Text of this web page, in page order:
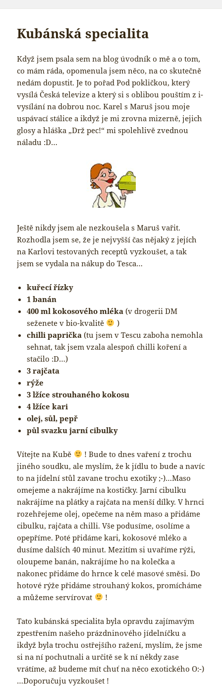
Kubánská specialita
Když jsem psala sem na blog úvodník o mě a o tom,
co mám ráda, opomenula jsem něco, na co skutečně
nedám dopustit. Je to pořad Pod pokličkou, který
vysílá Česká televize a který si s oblibou pouštím z i-
vysílání na dobrou noc. Karel s Maruš jsou moje
uspávací stálice a ikdyž je mi zrovna mizerně, jejich
glosy a hláška „Drž pec!“ mi spolehlivě zvednou
náladu :D…
Ještě nikdy jsem ale nezkoušela s Maruš vařit.
Rozhodla jsem se, že je nejvyšší čas nějaký z jejích
na Karlovi testovaných receptů vyzkoušet, a tak
jsem se vydala na nákup do Tesca…
kuřecí řízky
1 banán
400 ml kokosového mléka(v drogerii DM
seženete v bio-kvalitě
)
chilli paprička(tu jsem v Tescu zaboha nemohla
sehnat, tak jsem vzala alespoň chilli koření a
stačilo :D…)
3 rajčata
rýže
3 lžíce strouhaného kokosu
4 lžíce kari
olej, sůl, pepř
půl svazku jarní cibulky
Vítejte na Kubě
! Bude to dnes vaření z trochu
jiného soudku, ale myslím, že k jídlu to bude a navíc
to na jídelní stůl zavane trochu exotiky ;-)…Maso
omejeme a nakrájíme na kostičky. Jarní cibulku
nakrájíme na plátky a rajčata na menší dílky. V hrnci
rozehřejeme olej, opečeme na něm maso a přidáme
cibulku, rajčata a chilli. Vše podusíme, osolíme a
opepříme. Poté přidáme kari, kokosové mléko a
dusíme dalších 40 minut. Mezitím si uvaříme rýži,
oloupeme banán, nakrájíme ho na kolečka a
nakonec přidáme do hrnce k celé masové směsi. Do
hotové rýže přidáme strouhaný kokos, promícháme
a můžeme servírovat
!
Tato kubánská specialita byla opravdu zajímavým
zpestřením našeho prázdninového jídelníčku a
ikdyž byla trochu ostřejšího ražení, myslím, že jsme
si na ní pochutnali a určitě se k ní někdy zase
vrátíme, až budeme mít chuť na něco exotického O:-)
…Doporučuju vyzkoušet !